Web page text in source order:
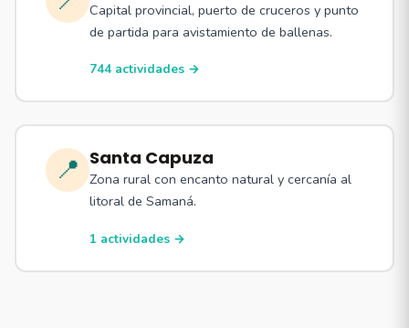
Capital provincial, puerto de cruceros y punto
de partida para avistamiento de ballenas.
744 actividades →
📍 Santa Capuza
Zona rural con encanto natural y cercanía al
litoral de Samaná.
1 actividades →